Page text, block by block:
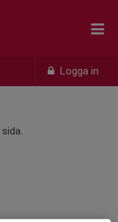
Logga in